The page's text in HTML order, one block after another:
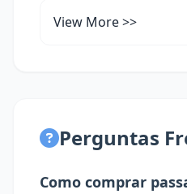
View More >>
Perguntas
Como comprar